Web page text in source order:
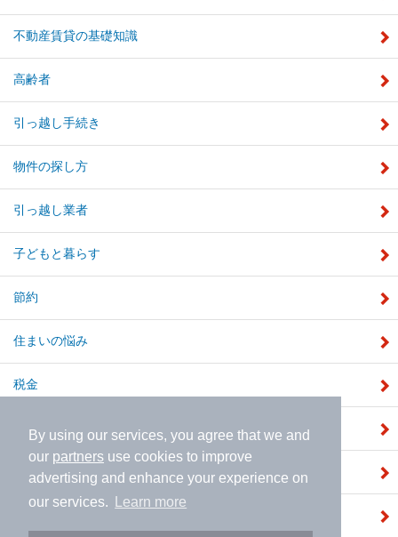
By using our services, you agree that we and
our partners use cookies to improve
advertising and enhance your experience on
our services.
Learn more
不動産賃貸の基礎知識
高齢者
引っ越し手続き
物件の探し方
引っ越し業者
子どもと暮らす
節約
住まいの悩み
税金
補助金
注文住宅